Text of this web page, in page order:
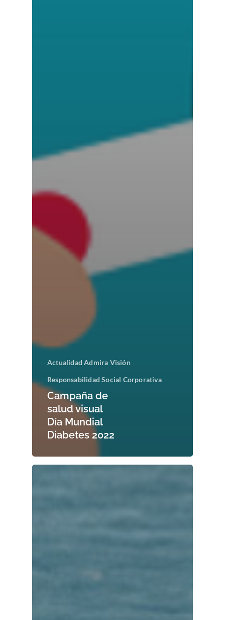
Actualidad Admira Visión
Responsabilidad Social Corporativa
Campaña de
salud visual
Día Mundial
Diabetes 2022